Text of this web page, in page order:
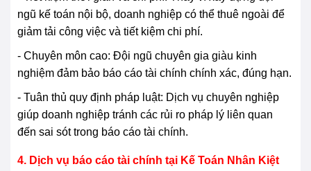
ngũ kế toán nội bộ, doanh nghiệp có thể thuê ngoài để
giảm tải công việc và tiết kiệm chi phí.
- Chuyên môn cao: Đội ngũ chuyên gia giàu kinh
nghiệm đảm bảo báo cáo tài chính chính xác, đúng hạn.
- Tuân thủ quy định pháp luật: Dịch vụ chuyên nghiệp
giúp doanh nghiệp tránh các rủi ro pháp lý liên quan
đến sai sót trong báo cáo tài chính.
4. Dịch vụ báo cáo tài chính tại Kế Toán Nhân Kiệt